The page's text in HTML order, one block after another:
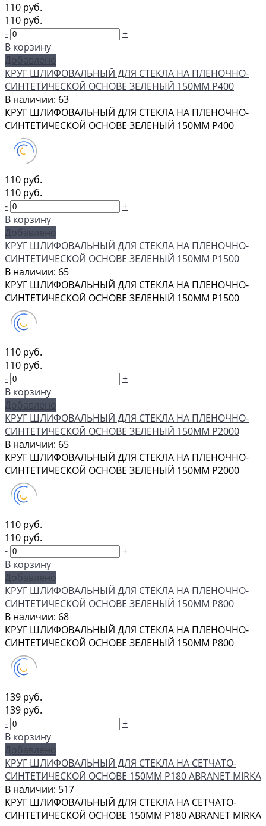
110 руб.
110 руб.
-
+
В корзину
Добавлено
КРУГ ШЛИФОВАЛЬНЫЙ ДЛЯ СТЕКЛА НА ПЛЕНОЧНО-
СИНТЕТИЧЕСКОЙ ОСНОВЕ ЗЕЛЕНЫЙ 150ММ Р400
В наличии: 63
КРУГ ШЛИФОВАЛЬНЫЙ ДЛЯ СТЕКЛА НА ПЛЕНОЧНО-
СИНТЕТИЧЕСКОЙ ОСНОВЕ ЗЕЛЕНЫЙ 150ММ Р400
110 руб.
110 руб.
-
+
В корзину
Добавлено
КРУГ ШЛИФОВАЛЬНЫЙ ДЛЯ СТЕКЛА НА ПЛЕНОЧНО-
СИНТЕТИЧЕСКОЙ ОСНОВЕ ЗЕЛЕНЫЙ 150ММ Р1500
В наличии: 65
КРУГ ШЛИФОВАЛЬНЫЙ ДЛЯ СТЕКЛА НА ПЛЕНОЧНО-
СИНТЕТИЧЕСКОЙ ОСНОВЕ ЗЕЛЕНЫЙ 150ММ Р1500
110 руб.
110 руб.
-
+
В корзину
Добавлено
КРУГ ШЛИФОВАЛЬНЫЙ ДЛЯ СТЕКЛА НА ПЛЕНОЧНО-
СИНТЕТИЧЕСКОЙ ОСНОВЕ ЗЕЛЕНЫЙ 150ММ Р2000
В наличии: 65
КРУГ ШЛИФОВАЛЬНЫЙ ДЛЯ СТЕКЛА НА ПЛЕНОЧНО-
СИНТЕТИЧЕСКОЙ ОСНОВЕ ЗЕЛЕНЫЙ 150ММ Р2000
110 руб.
110 руб.
-
+
В корзину
Добавлено
КРУГ ШЛИФОВАЛЬНЫЙ ДЛЯ СТЕКЛА НА ПЛЕНОЧНО-
СИНТЕТИЧЕСКОЙ ОСНОВЕ ЗЕЛЕНЫЙ 150ММ Р800
В наличии: 68
КРУГ ШЛИФОВАЛЬНЫЙ ДЛЯ СТЕКЛА НА ПЛЕНОЧНО-
СИНТЕТИЧЕСКОЙ ОСНОВЕ ЗЕЛЕНЫЙ 150ММ Р800
139 руб.
139 руб.
-
+
В корзину
Добавлено
КРУГ ШЛИФОВАЛЬНЫЙ ДЛЯ СТЕКЛА НА СЕТЧАТО-
СИНТЕТИЧЕСКОЙ ОСНОВЕ 150ММ Р180 ABRANET MIRKA
В наличии: 517
КРУГ ШЛИФОВАЛЬНЫЙ ДЛЯ СТЕКЛА НА СЕТЧАТО-
СИНТЕТИЧЕСКОЙ ОСНОВЕ 150ММ Р180 ABRANET MIRKA